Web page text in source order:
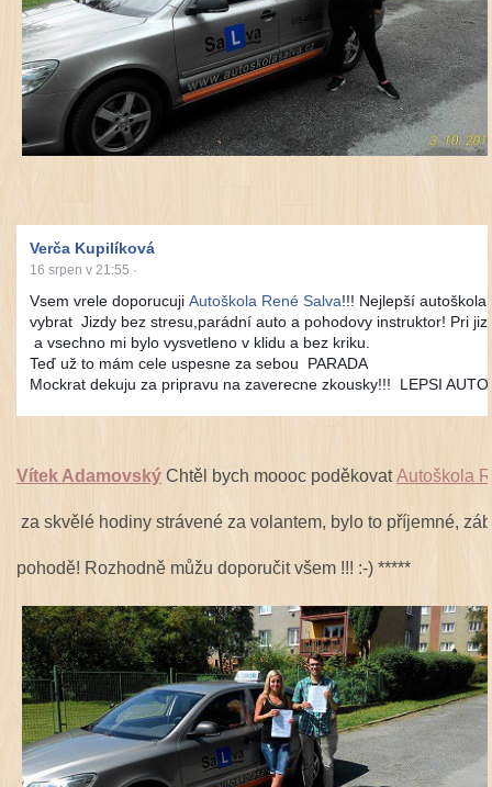
Verča Kupilíková
16 srpen v 21:55 ·
Vsem vrele doporucuji Autoškola René Salva!!! Nejlepší
vybrat Jizdy bez stresu,parádní auto a pohodovy instruktor! Pri
a vsechno mi bylo vysvetleno v klidu a bez kriku.
Teď už to mám cele uspesne za sebou
PARADA
Mockrat dekuju za pripravu na zaverecne zkousky!!!
LEPSI
Vítek AdamovskýChtěl bych moooc poděkovatAutoškola
za skvělé hodiny strávené za volantem, bylo to příjemné,
pohodě! Rozhodně můžu doporučit všem !!! :-) *****